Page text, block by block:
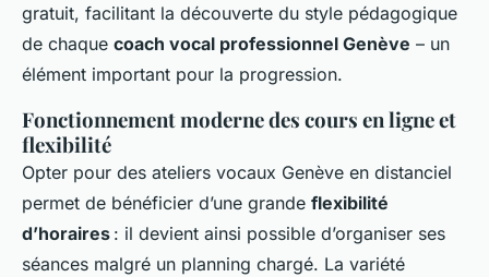
gratuit, facilitant la découverte du style pédagogique
de chaque coach vocal professionnel Genève – un
élément important pour la progression.
Fonctionnement moderne des cours en ligne et
flexibilité
Opter pour des ateliers vocaux Genève en distanciel
permet de bénéficier d’une grande flexibilité
d’horaires : il devient ainsi possible d’organiser ses
séances malgré un planning chargé. La variété